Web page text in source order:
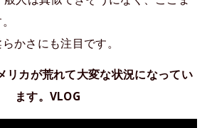
かさにも注目です。
リカが荒れて大変な状況になってい
ます。VLOG